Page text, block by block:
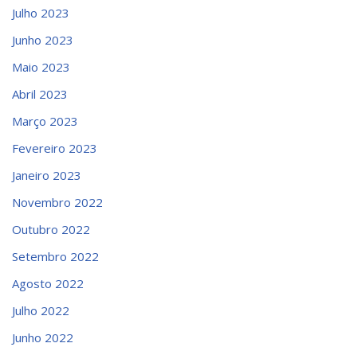
Julho 2023
Junho 2023
Maio 2023
Abril 2023
Março 2023
Fevereiro 2023
Janeiro 2023
Novembro 2022
Outubro 2022
Setembro 2022
Agosto 2022
Julho 2022
Junho 2022